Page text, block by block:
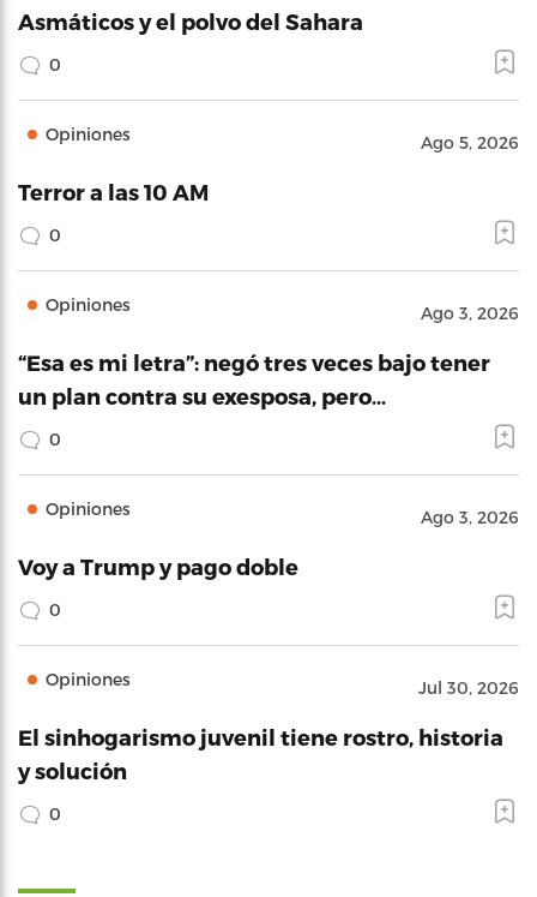
Asmáticos y el polvo del Sahara
0
Opiniones Ago 5, 2026
Terror a las 10 AM
0
Opiniones Ago 3, 2026
“Esa es mi letra”: negó tres veces bajo tener
un plan contra su exesposa, pero…
0
Opiniones Ago 3, 2026
Voy a Trump y pago doble
0
Opiniones Jul 30, 2026
El sinhogarismo juvenil tiene rostro, historia
y solución
0